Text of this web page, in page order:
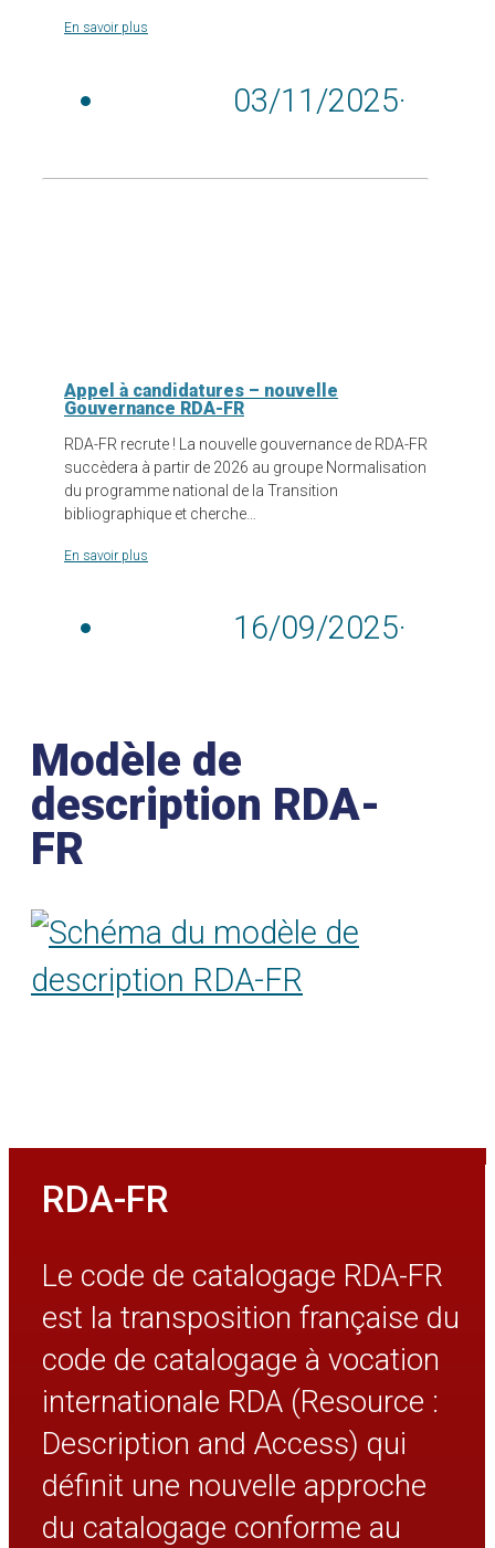
En savoir plus
03/11/2025·
Appel à candidatures – nouvelle
Gouvernance RDA-FR
RDA-FR recrute ! La nouvelle gouvernance de RDA-FR
succèdera à partir de 2026 au groupe Normalisation
du programme national de la Transition
bibliographique et cherche…
En savoir plus
16/09/2025·
Modèle de
description RDA-
FR
RDA-FR
Le code de catalogage RDA-FR
est la transposition française du
code de catalogage à vocation
internationale RDA (Resource :
Description and Access) qui
définit une nouvelle approche
du catalogage conforme au